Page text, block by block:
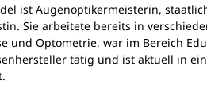
ist Augenoptikermeisterin,
Sie arbeitete bereits in
und Optometrie, war im Bereich
tätig und ist aktuell in